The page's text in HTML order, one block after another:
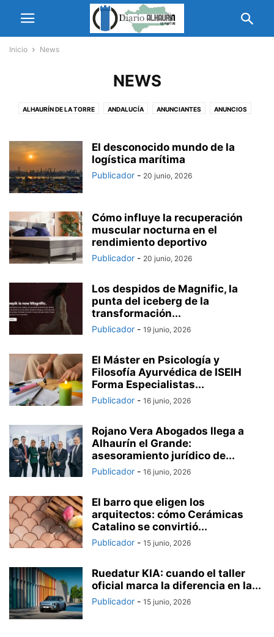
Inicio News
NEWS
ALHAURÍN DE LA TORRE ANDALUCÍA ANUNCIANTES ANUNCIOS
COLABORADORES
COVID19 CULTURA DEPORTES DIPUTACIÓN
INTERNACIONAL JUNTA DE ANDALUCÍA JUVENTUD
MODA NEWS
SERVICIOS VÍDEOS VIRGEN DE LA CANDELARIA
El desconocido mundo de la
logística marítima
Publicador - 20 junio, 2026
Cómo influye la recuperación
muscular nocturna en el
rendimiento deportivo
Publicador - 20 junio, 2026
Los despidos de Magnific, la
punta del iceberg de la
transformación...
Publicador - 19 junio, 2026
El Máster en Psicología y
Filosofía Ayurvédica de ISEIH
Forma Especialistas...
Publicador - 16 junio, 2026
Rojano Vera Abogados llega a
Alhaurín el Grande:
asesoramiento jurídico de...
Publicador - 16 junio, 2026
El barro que eligen los
arquitectos: cómo Cerámicas
Catalino se convirtió...
Publicador - 15 junio, 2026
Ruedatur KIA: cuando el taller
oficial marca la diferencia en la...
Publicador - 15 junio, 2026